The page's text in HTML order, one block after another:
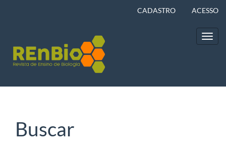
Barra
Lateral
CADASTRO ACESSO
Buscar